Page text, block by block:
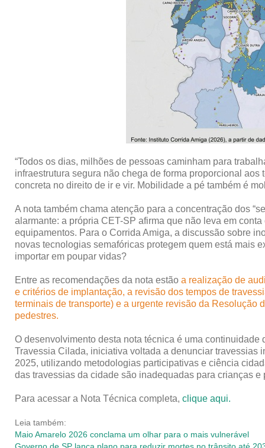
“Todos os dias, milhões de pessoas caminham para
infraestrutura segura não chega de forma proporcional
concreta no direito de ir e vir. Mobilidade a pé também é
A nota também chama atenção para a concentração dos
alarmante: a própria CET-SP afirma que não leva em
equipamentos. Para o Corrida Amiga, a discussão sobre
novas tecnologias semafóricas protegem quem está mais
importar em poupar vidas?
Entre as recomendações da nota estão a realização de
e critérios de implantação, a revisão dos tempos de
terminais de transporte) e a urgente revisão da
pedestres.
O desenvolvimento desta nota técnica é uma
Travessia Cilada, iniciativa voltada a denunciar travessias
2025, utilizando metodologias participativas e ciência
das travessias da cidade são inadequadas para crianças e
Para acessar a Nota Técnica completa, clique aqui.
Leia também:
Maio Amarelo 2026 conclama um olhar para o mais vulnerável